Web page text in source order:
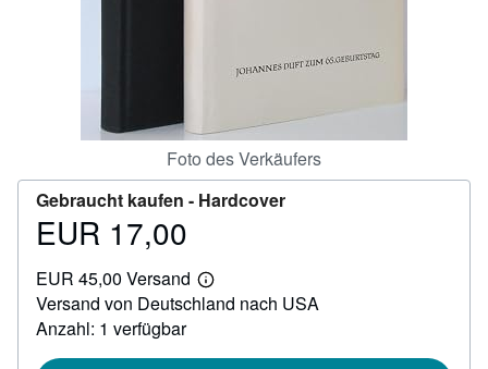
Foto des Verkäufers
Gebraucht kaufen - Hardcover
Preis
17,00
EUR 17,00
EUR 45,00 Versand
Weitere
Informationen
Versand von Deutschland nach USA
Anzahl: 1 verfügbar